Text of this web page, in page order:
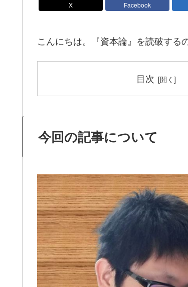
X Facebook
こんにちは。『資本論』を読破する
目次
今回の記事について